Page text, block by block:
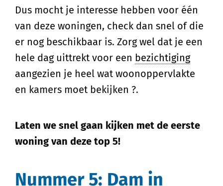
Dus mocht je interesse hebben voor één
van deze woningen, check dan snel of die
er nog beschikbaar is. Zorg wel dat je een
hele dag uittrekt voor een bezichtiging
aangezien je heel wat woonoppervlakte
en kamers moet bekijken ?.
Laten we snel gaan kijken met de eerste
woning van deze top 5!
Nummer 5: Dam in